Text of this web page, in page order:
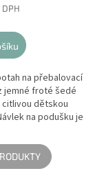
na přebalovací
jemné froté šedé
dětskou
na podušku je
nebo